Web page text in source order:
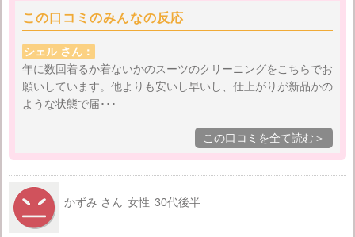
この口コミのみんなの反応
シェル さん：
年に数回着るか着ないかのスーツのクリーニングをこちらでお
願いしています。他よりも安いし早いし、仕上がりが新品かの
ような状態で届･･･
この口コミを全て読む＞
かずみ さん 女性 30代後半